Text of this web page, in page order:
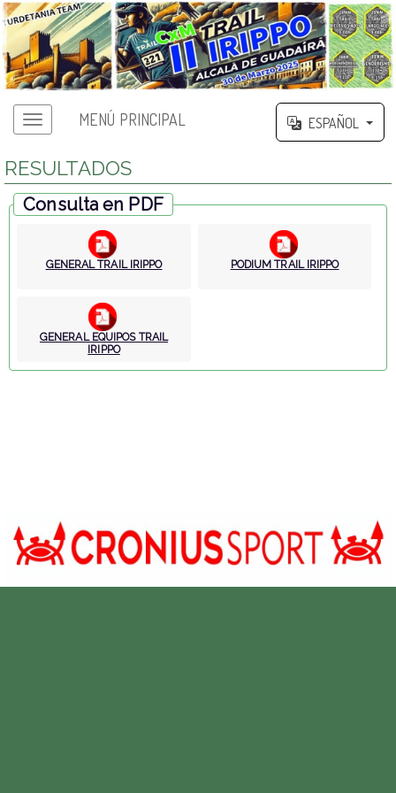
MENÚ PRINCIPAL ESPAÑOL
RESULTADOS
Consulta en PDF
GENERAL TRAIL IRIPPO PODIUM TRAIL IRIPPO
GENERAL EQUIPOS TRAIL
IRIPPO